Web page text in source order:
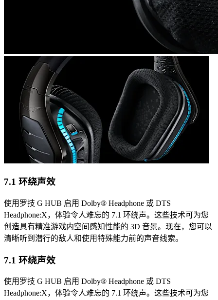
7.1 环绕声效
使用罗技 G HUB 启用 Dolby® Headphone 或 DTS
Headphone:X，体验令人难忘的 7.1 环绕声。这些技术可为您
创造具有精准游戏内空间感知性能的 3D 音景。现在，您可以
清晰听到潜行的敌人和使用特殊能力前的声音线索。
7.1 环绕声效
使用罗技 G HUB 启用 Dolby® Headphone 或 DTS
Headphone:X，体验令人难忘的 7.1 环绕声。这些技术可为您